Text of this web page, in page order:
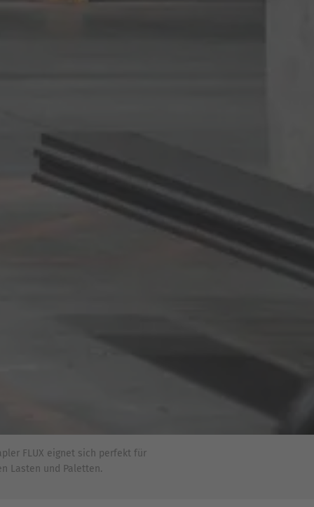
FLUX eignet sich perfekt für
Lasten und Paletten.